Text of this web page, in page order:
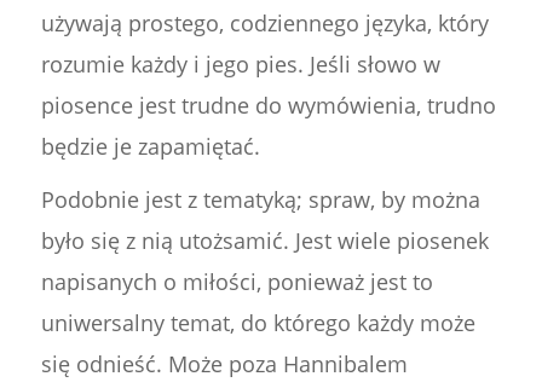
używają prostego, codziennego języka, który
rozumie każdy i jego pies. Jeśli słowo w
piosence jest trudne do wymówienia, trudno
będzie je zapamiętać.
Podobnie jest z tematyką; spraw, by można
było się z nią utożsamić. Jest wiele piosenek
napisanych o miłości, ponieważ jest to
uniwersalny temat, do którego każdy może
się odnieść. Może poza Hannibalem